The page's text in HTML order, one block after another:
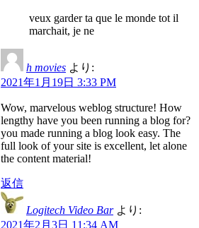
veux garder ta que le monde tot il
marchait, je ne
h movies より:
2021年1月19日 3:33 PM
Wow, marvelous weblog structure! How
lengthy have you been running a blog for?
you made running a blog look easy. The
full look of your site is excellent, let alone
the content material!
返信
Logitech Video Bar より:
2021年2月3日 11:34 AM